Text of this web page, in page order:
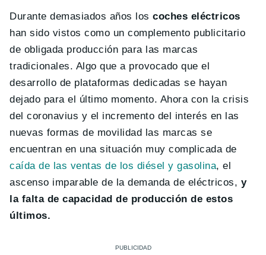
Durante demasiados años loscoches eléctricos
han sido vistos como un complemento publicitario
de obligada producción para las marcas
tradicionales. Algo que a provocado que el
desarrollo de plataformas dedicadas se hayan
dejado para el último momento. Ahora con la crisis
del coronavius y el incremento del interés en las
nuevas formas de movilidad las marcas se
encuentran en una situación muy complicada de
caída de las ventas de los diésel y gasolina, el
ascenso imparable de la demanda de eléctricos, y
la falta de capacidad de producción de estos
últimos.